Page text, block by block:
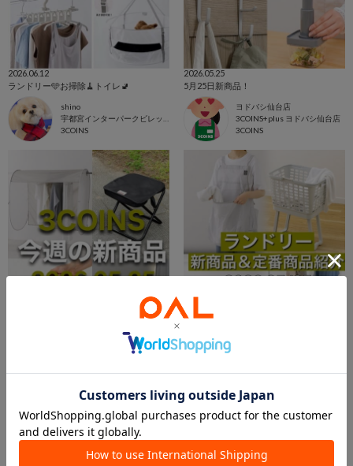
2026.06.12
ランドリー🩵お掃除🧹トイレ🚽
shino
3COINS
2026.05.25
5月25日新商品！
ヨドバシ仙台店
3COINS+plus ヨドバシ仙台店
3COINS
3COINS今週の新商品
HITOMI
3COINS
＼ランドリーアイテムの新商品＆定番商品紹介／
枚方モール店
枚方モール店
3COINS